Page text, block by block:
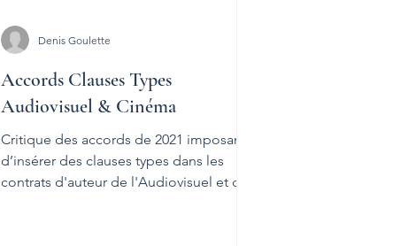
Accords Clauses Types
Audiovisuel & Cinéma
Critique des accords de 2021 imposant
d’insérer des clauses types dans les
contrats d'auteur de l'Audiovisuel et du
Denis Goulette